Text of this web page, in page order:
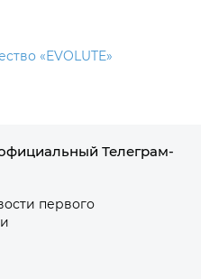
«EVOLUTE»
Телеграм-
первого